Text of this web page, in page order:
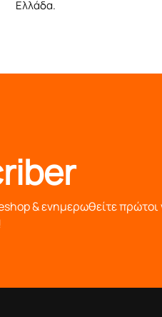
Ελλάδα.
& ενημερωθείτε πρώτοι